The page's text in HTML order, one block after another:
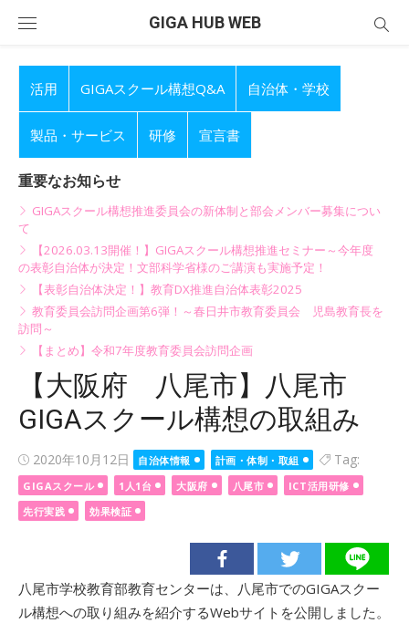
GIGA HUB WEB
活用 GIGAスクール構想Q&A 自治体・学校
製品・サービス 研修 宣言書
重要なお知らせ
GIGAスクール構想推進委員会の新体制と部会メンバー募集につい
て
【2026.03.13開催！】GIGAスクール構想推進セミナー～今年度
の表彰自治体が決定！文部科学省様のご講演も実施予定！
【表彰自治体決定！】教育DX推進自治体表彰2025
教育委員会訪問企画第6弾！～春日井市教育委員会 児島教育長を
訪問～
【まとめ】令和7年度教育委員会訪問企画
【大阪府 八尾市】八尾市
GIGAスクール構想の取組み
Posted
on
2020年10月12日 自治体情報 計画・体制・取組 Tag:
GIGAスクール 1人1台 大阪府 八尾市
ICT活用研修
先行実践
効果検証
八尾市学校教育部教育センターは、八尾市でのGIGAスクー
ル構想への取り組みを紹介するWebサイトを公開しました。